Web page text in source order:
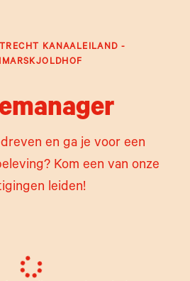
KANAALEILAND -
en ga je voor een
Kom een van onze
leiden!